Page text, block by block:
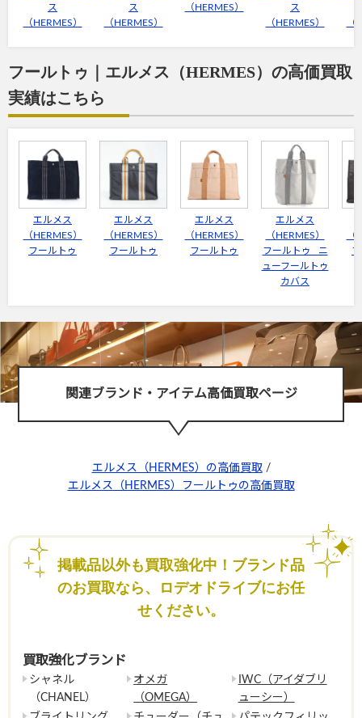
ス
（HERMES）
ス
（HERMES）
（HERMES）
ス
（HERMES）
（
フールトゥ｜エルメス（HERMES）の高価買取
実績はこちら
エルメス
（HERMES）
フールトゥ
エルメス
（HERMES）
フールトゥ
エルメス
（HERMES）
フールトゥ
エルメス
（HERMES）
フールトゥ ニ
ューフールトゥ
カバス
（
関連ブランド・アイテム高価買取ページ
エルメス（HERMES）の高価買取 /
エルメス（HERMES）フールトゥの高価買取
掲載品以外も買取強化中！ブランド品
のお買取なら、ロデオドライブにお任
せください。
買取強化ブランド
シャネル
（CHANEL）
オメガ
（OMEGA）
IWC（アイダブリ
ューシー）